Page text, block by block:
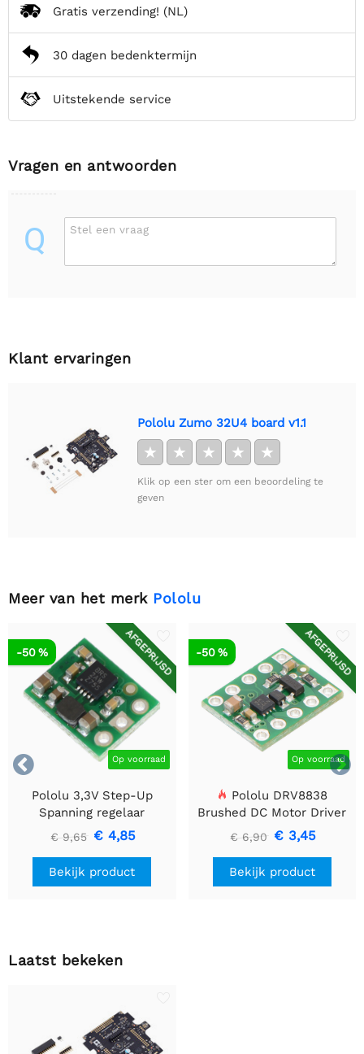
Gratis verzending! (NL)
30 dagen bedenktermijn
Uitstekende service
Vragen en antwoorden
Q Stel een vraag
Klant ervaringen
Pololu Zumo 32U4 board v1.1
★ ★ ★ ★ ★
Klik op een ster om een beoordeling te
geven
Meer van het merk Pololu


AFGEPRIJSD
Op voorraad
-50 %
Pololu 3,3V Step-Up
Spanning regelaar
U1V10F3
€ 9,65 € 4,85
Bekijk product
AFGEPRIJSD
Op voorraad
-50 %
Pololu DRV8838
Brushed DC Motor Driver
€ 6,90 € 3,45
Bekijk product
Laatst bekeken